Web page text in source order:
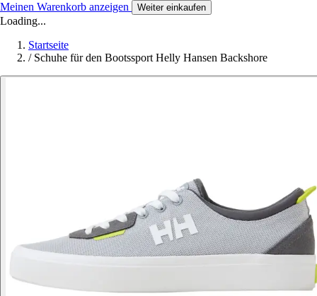
Meinen Warenkorb anzeigen Weiter einkaufen
Loading...
Startseite
/ Schuhe für den Bootssport Helly Hansen Backshore